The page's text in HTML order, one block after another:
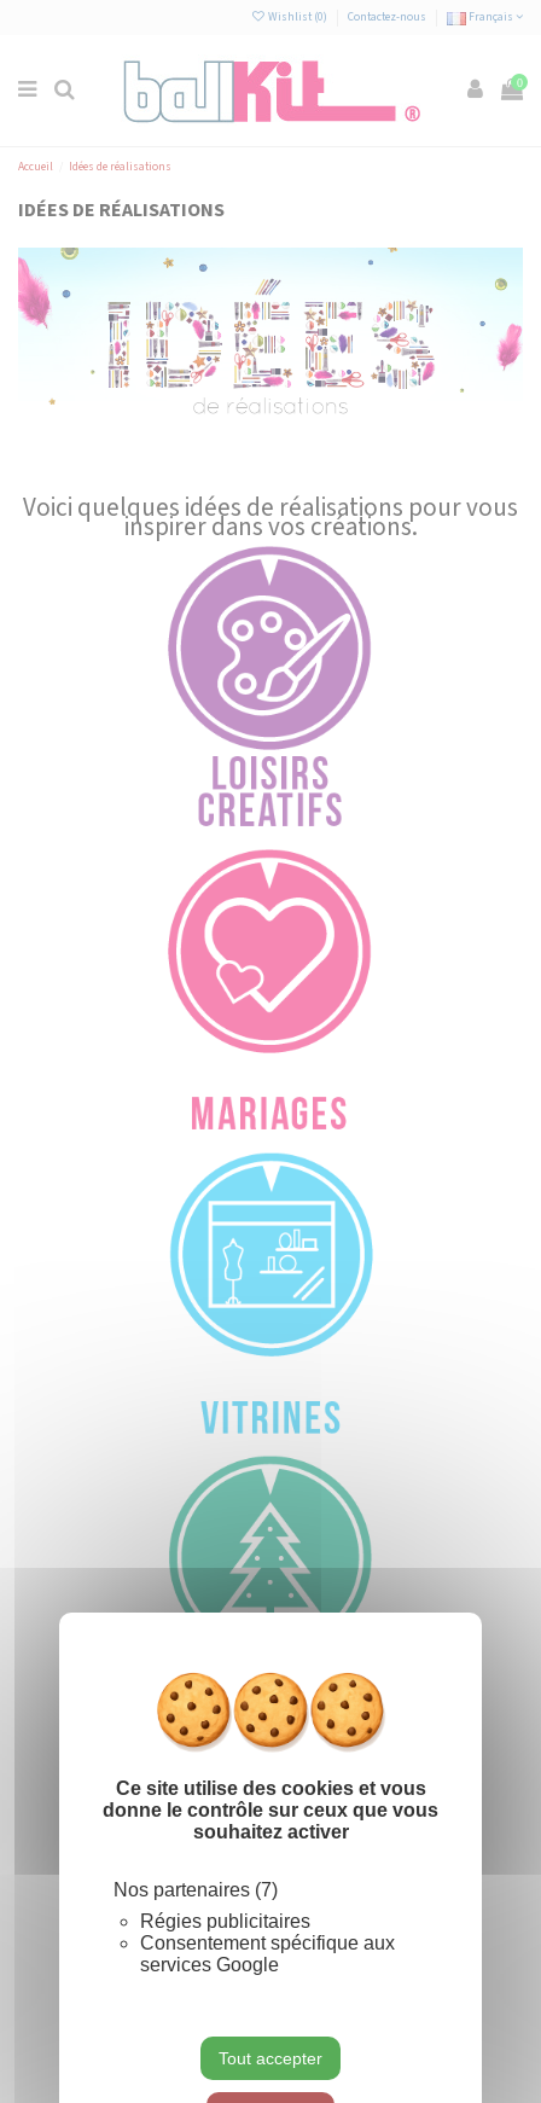
Panneau de gestion des cookies
Ce site utilise des cookies et vous
donne le contrôle sur ceux que vous
souhaitez activer
Nos partenaires (7)
Régies publicitaires
Consentement spécifique aux
services Google
Tout accepter
Wishlist (0) Contactez-nous Français
0
Accueil Idées de réalisations
IDÉES DE RÉALISATIONS
Voici quelques idées de réalisations pour vous
inspirer dans vos créations.